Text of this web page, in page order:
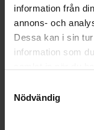
information från
annons- och
Dessa kan i sin
information som
Nödvändig
010-45 00 200​